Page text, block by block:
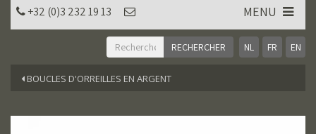
NL FR EN
+32 (0)3 232 19 13 MENU
BOUCLES D'ORREILLES EN ARGENT